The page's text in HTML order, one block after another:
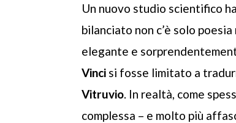
Un nuovo studio scientifico
bilanciato non c’è solo
elegante e
Vinci si fosse limitato a
Vitruvio. In realtà, come
complessa – e molto più